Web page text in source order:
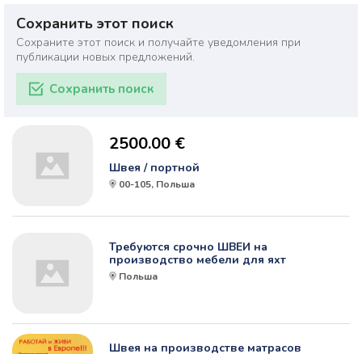
Сохранить этот поиск
Сохраните этот поиск и получайте уведомления при
публикации новых предложений.
Сохранить поиск
2500.00 €
Швея / портной
00-105, Польша
Требуются срочно ШВЕИ на
производство мебели для яхт
Польша
Швея на производстве матрасов